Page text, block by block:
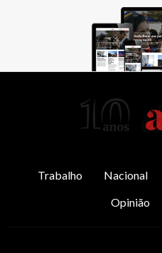
Trabalho Nacional
Opinião